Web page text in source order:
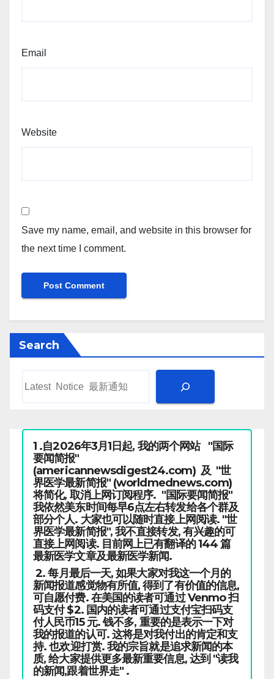
Email
Website
Save my name, email, and website in this browser for
the next time I comment.
Search
1 .自2026年3月1日起, 我的两个网站 "国际
要闻简报"
(americannewsdigest24.com) 及 "世
界医学最新简报" (worldmednews.com)
将简化, 取消上网订阅程序. "国际要闻简报"
我依然美东时间每早6点左右转发给各个群及
部分个人. 大家也可以随时直接上网阅读. "世
界医学最新简报", 我不直接转发, 有兴趣的可
直接上网阅读. 目前网上已有翻译的 144 篇
最新医学文章及最新医学新闻.
2. 每月最后一天, 如果大家对我这一个月的
新闻报道感觉物有所值, 得到了有价值的信息,
可自愿付费. 在美国的读者可通过 Venmo 扫
码支付 $2. 国内的读者可通过支付宝扫码支
付人民币15 元. 钱不多, 重要的是表示一下对
我的报道的认可. 这将是对我付出的肯定和支
持. 也欢迎打赏. 我的宗旨就是追求新闻的本
质, 给大家提供更多最新重要信息, 达到 "读我
的新闻,跟着世界走" .